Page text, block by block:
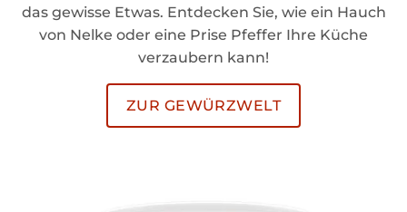
das gewisse Etwas. Entdecken Sie, wie ein Hauch
von Nelke oder eine Prise Pfeffer Ihre Küche
verzaubern kann!
ZUR GEWÜRZWELT